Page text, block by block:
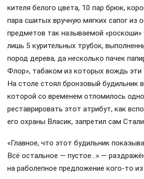
кителя белого цвета, 10 пар брюк,
пара сшитых вручную мягких сапог из
предметов так называемой «роскоши»
лишь 5 курительных трубок,
пород дерева, да несколько пачек
Флор», табаком из которых вождь эти
На столе стоял бронзовый будильник
которой со временем отломилось
реставрировать этот атрибут, как
его охраны Власик, запретил сам
«Главное, что этот будильник
Всё остальное — пустое…» —
на раболепное предложение кого-то